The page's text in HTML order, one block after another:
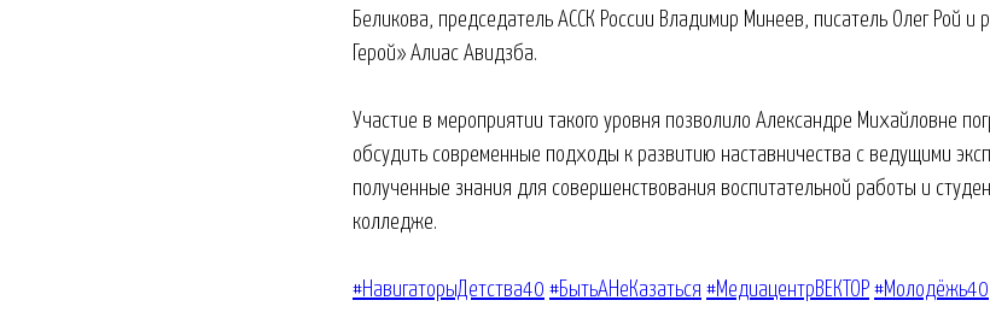
Беликова, председатель АССК России Владимир Минеев, писатель Олег Рой и
Герой» Алиас Авидзба.
Участие в мероприятии такого уровня позволило Александре Михайловне
обсудить современные подходы к развитию наставничества с ведущими
полученные знания для совершенствования воспитательной работы и
колледже.
#НавигаторыДетства40 #БытьАНеКазаться #МедиацентрВЕКТОР #Молодёжь40